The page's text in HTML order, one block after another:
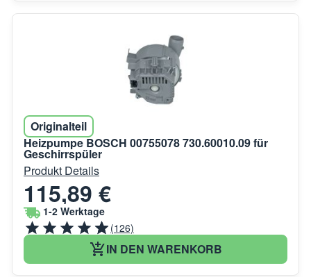
Originalteil
Heizpumpe BOSCH 00755078 730.60010.09 für
Geschirrspüler
Produkt Details
115,89 €
1-2 Werktage
(126)
IN DEN WARENKORB